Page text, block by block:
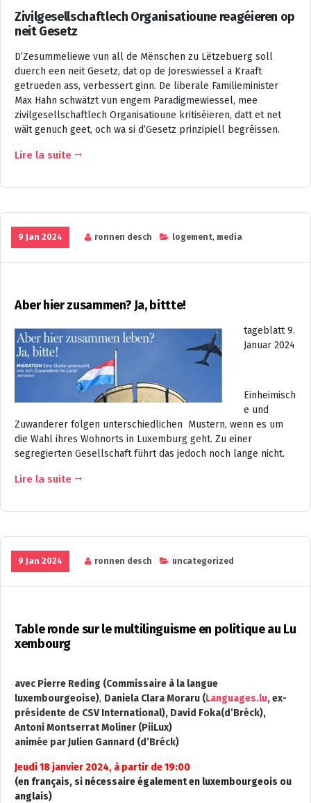
Zivilgesellschaftlech Organisatioune reagéieren op
neit Gesetz
D’Zesummeliewe vun all de Mënschen zu Lëtzebuerg soll
duerch een neit Gesetz, dat op de Joreswiessel a Kraaft
getrueden ass, verbessert ginn. De liberale Familieminister
Max Hahn schwätzt vun engem Paradigmewiessel, mee
zivilgesellschaftlech Organisatioune kritiséieren, datt et net
wäit genuch geet, och wa si d’Gesetz prinzipiell begréissen.
Lire la suite
9 Jan 2024 ronnen desch logement, media
Aber hier zusammen? Ja, bittte!
tageblatt 9.
Januar 2024
Einheimisch
e und
Zuwanderer folgen unterschiedlichen Mustern, wenn es um
die Wahl ihres Wohnorts in Luxemburg geht. Zu einer
segregierten Gesellschaft führt das jedoch noch lange nicht.
Lire la suite
9 Jan 2024 ronnen desch uncategorized
Table ronde sur le multilinguisme en politique au Lu
xembourg
avec Pierre Reding (Commissaire à la langue
luxembourgeoise), Daniela Clara Moraru (Languages.lu, ex-
présidente de CSV International), David Foka(d’Bréck),
Antoni Montserrat Moliner (PiiLux)
animée par Julien Gannard (d’Bréck)
Jeudi 18 janvier 2024, à partir de 19:00
(en français, si nécessaire également en luxembourgeois ou
anglais)